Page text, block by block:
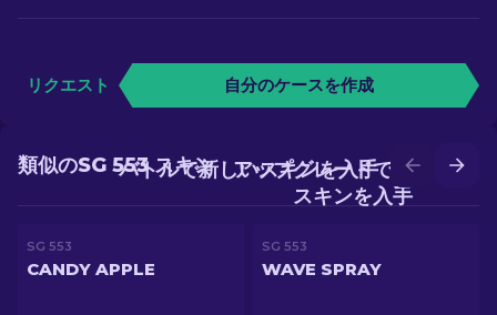
リクエスト 自分のケースを作成
アップグレードでより良い
スキンを入手
バトルで新しいスキンを入手
類似のSG 553 スキン
SG 553
CANDY APPLE
SG 553
WAVE SPRAY